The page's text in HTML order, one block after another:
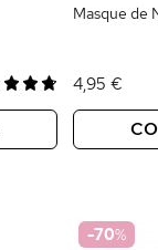
Masque de
4,95 €
-70%